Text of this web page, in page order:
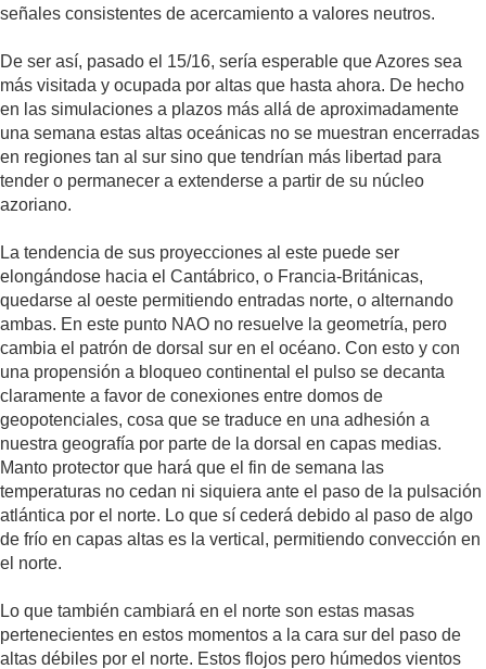
señales consistentes de acercamiento a valores neutros.
De ser así, pasado el 15/16, sería esperable que Azores sea
más visitada y ocupada por altas que hasta ahora. De hecho
en las simulaciones a plazos más allá de aproximadamente
una semana estas altas oceánicas no se muestran encerradas
en regiones tan al sur sino que tendrían más libertad para
tender o permanecer a extenderse a partir de su núcleo
azoriano.
La tendencia de sus proyecciones al este puede ser
elongándose hacia el Cantábrico, o Francia-Británicas,
quedarse al oeste permitiendo entradas norte, o alternando
ambas. En este punto NAO no resuelve la geometría, pero
cambia el patrón de dorsal sur en el océano. Con esto y con
una propensión a bloqueo continental el pulso se decanta
claramente a favor de conexiones entre domos de
geopotenciales, cosa que se traduce en una adhesión a
nuestra geografía por parte de la dorsal en capas medias.
Manto protector que hará que el fin de semana las
temperaturas no cedan ni siquiera ante el paso de la pulsación
atlántica por el norte. Lo que sí cederá debido al paso de algo
de frío en capas altas es la vertical, permitiendo convección en
el norte.
Lo que también cambiará en el norte son estas masas
pertenecientes en estos momentos a la cara sur del paso de
altas débiles por el norte. Estos flojos pero húmedos vientos